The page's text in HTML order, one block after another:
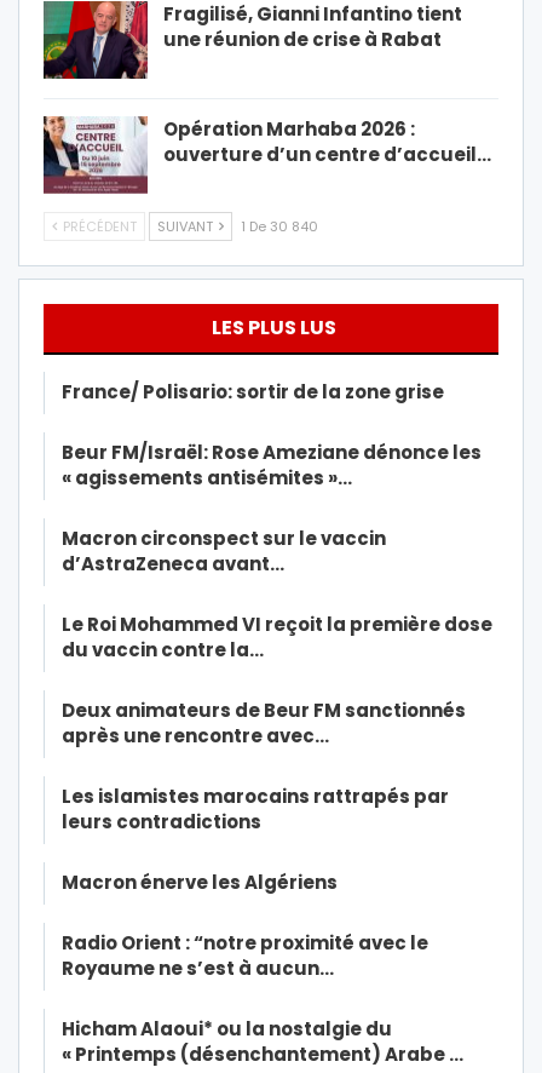
Fragilisé, Gianni Infantino tient
une réunion de crise à Rabat
Opération Marhaba 2026 :
ouverture d’un centre d’accueil…
PRÉCÉDENT SUIVANT 1 De 30 840
LES PLUS LUS
France/ Polisario: sortir de la zone grise
Beur FM/Israël: Rose Ameziane dénonce les
« agissements antisémites »…
Macron circonspect sur le vaccin
d’AstraZeneca avant…
Le Roi Mohammed VI reçoit la première dose
du vaccin contre la…
Deux animateurs de Beur FM sanctionnés
après une rencontre avec…
Les islamistes marocains rattrapés par
leurs contradictions
Macron énerve les Algériens
Radio Orient : “notre proximité avec le
Royaume ne s’est à aucun…
Hicham Alaoui* ou la nostalgie du
« Printemps (désenchantement) Arabe …